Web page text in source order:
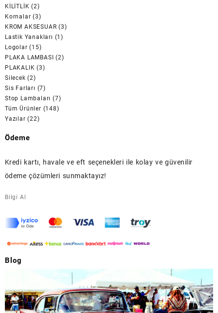
KİLİTLİK (2)
Kornalar (3)
KROM AKSESUAR (3)
Lastik Yanakları (1)
Logolar (15)
PLAKA LAMBASI (2)
PLAKALIK (3)
Silecek (2)
Sis Farları (7)
Stop Lambaları (7)
Tüm Ürünler (148)
Yazılar (22)
Ödeme
Kredi kartı, havale ve eft seçenekleri ile kolay ve güvenilir
ödeme çözümleri sunmaktayız!
Bilgi Al
Blog